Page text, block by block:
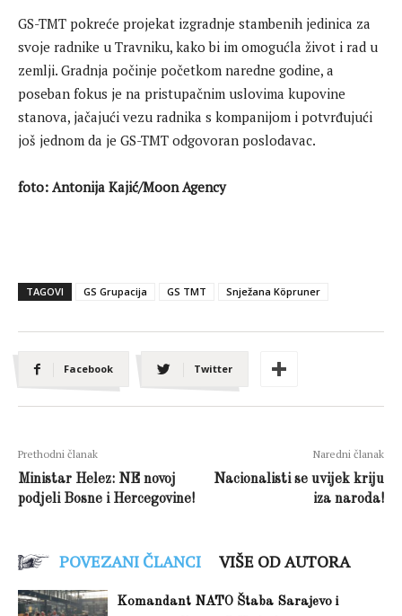
GS-TMT pokreće projekat izgradnje stambenih jedinica za
svoje radnike u Travniku, kako bi im omogućla život i rad u
zemlji. Gradnja počinje početkom naredne godine, a
poseban fokus je na pristupačnim uslovima kupovine
stanova, jačajući vezu radnika s kompanijom i potvrđujući
još jednom da je GS-TMT odgovoran poslodavac.
foto: Antonija Kajić/Moon Agency
TAGOVI GS Grupacija GS TMT Snježana Köpruner
Facebook Twitter
Prethodni članak
Ministar Helez: NE novoj
podjeli Bosne i Hercegovine!
Naredni članak
Nacionalisti se uvijek kriju
iza naroda!
POVEZANI ČLANCI VIŠE OD AUTORA
Komandant NATO Štaba Sarajevo i